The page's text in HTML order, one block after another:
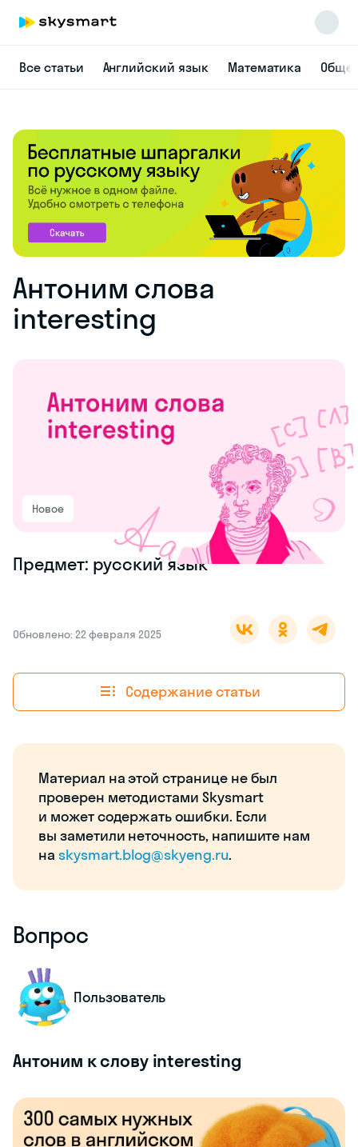
Все статьи Английский язык Математика
Антоним слова
interesting
Новое
Предмет: русский язык
Обновлено: 22 февраля 2025
Содержание статьи
Материал на этой странице не был
проверен методистами Skysmart
и может содержать ошибки. Если
вы заметили неточность, напишите нам
на skysmart.blog@skyeng.ru.
Вопрос
Пользователь
Антоним к слову interesting